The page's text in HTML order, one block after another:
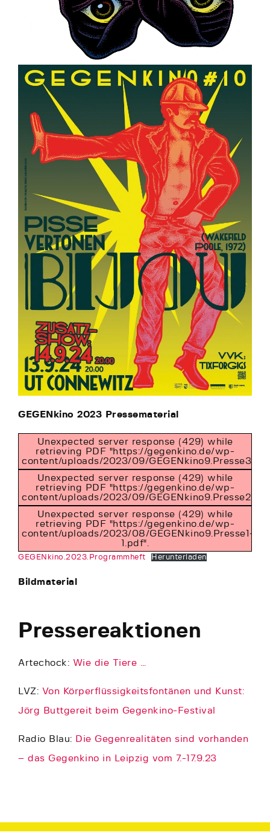
GEGENkino 2023 Pressematerial
Unexpected server response (429) while
retrieving PDF "https://gegenkino.de/wp-
content/uploads/2023/09/
Unexpected server response (429) while
retrieving PDF "https://gegenkino.de/wp-
content/uploads/2023/09/
Unexpected server response (429) while
retrieving PDF "https://gegenkino.de/wp-
content/uploads/2023/08/GEGENkino9.Presse1-
1.pdf".
GEGENkino.2023.Programmheft Herunterladen
Bildmaterial
Pressereaktionen
Artechock: Wie die Tiere …
LVZ: Von Körperflüssigkeitsfontänen und Kunst:
Jörg Buttgereit beim Gegenkino-Festival
Radio Blau: Die Gegenrealitäten sind vorhanden
– das Gegenkino in Leipzig vom 7.-17.9.23